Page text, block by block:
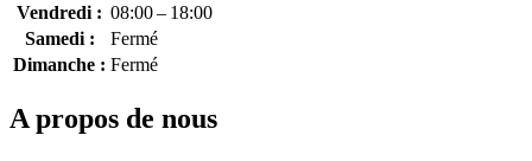
Vendredi : 08:00 – 18:00
Samedi :
Fermé
Dimanche : Fermé
A propos de nous